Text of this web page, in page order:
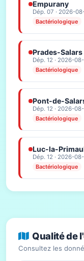
Empurany
Dép. 07 · 2026-
Bactériologique
Prades-Salars
Dép. 12 · 2026-
Bactériologique
Pont-de-
Dép. 12 · 2026-
Bactériologique
Luc-la-
Dép. 12 · 2026-
Bactériologique
Qualité de
Consultez les